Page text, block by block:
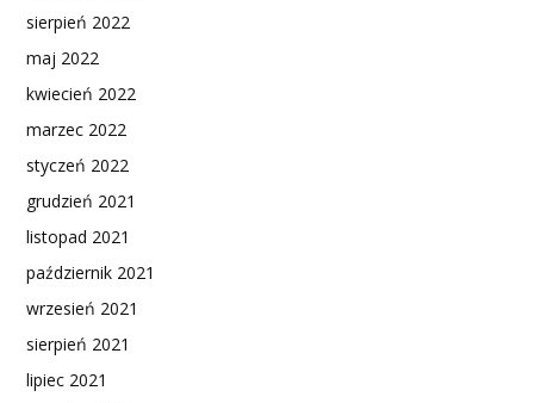
sierpień 2022
maj 2022
kwiecień 2022
marzec 2022
styczeń 2022
grudzień 2021
listopad 2021
październik 2021
wrzesień 2021
sierpień 2021
lipiec 2021